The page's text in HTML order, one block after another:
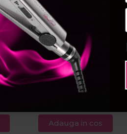
Cupio Oja
semipermanenta
3in1 Mani Pedi -
Dark Red 8ml
42,00LEI
Adauga in cos